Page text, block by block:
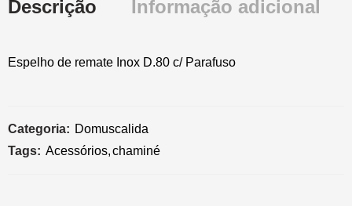
Descrição Informação adicional
Espelho de remate Inox D.80 c/ Parafuso
Categoria: Domuscalida
Tags: Acessórios,chaminé